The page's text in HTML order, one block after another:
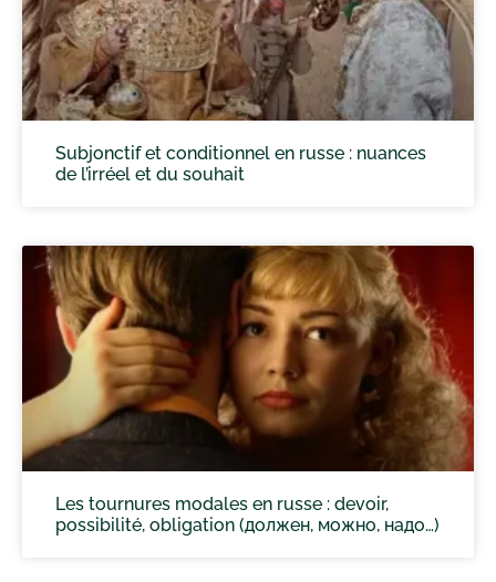
Subjonctif et conditionnel en russe : nuances
de l’irréel et du souhait
Les tournures modales en russe : devoir,
possibilité, obligation (должен, можно, надо…)